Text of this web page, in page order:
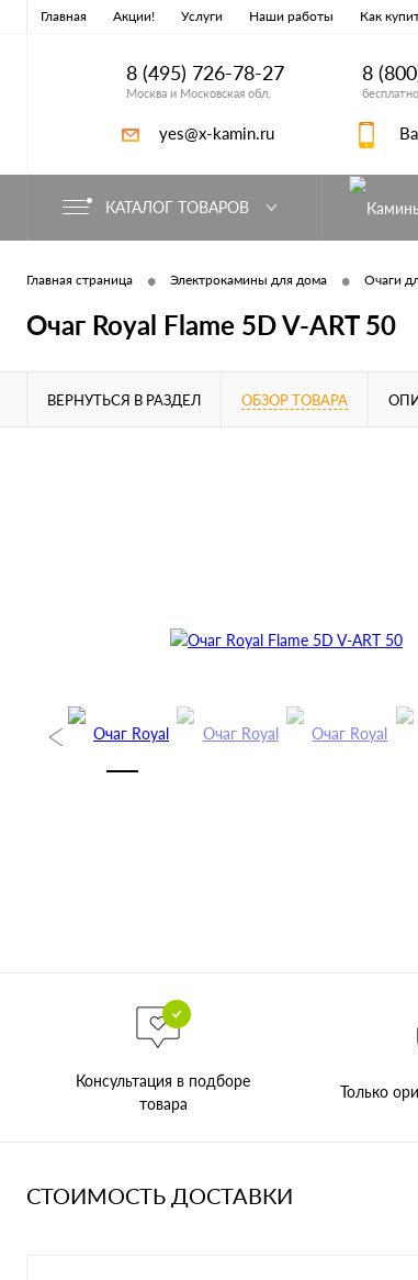
Главная Акции! Услуги Наши работы Как
8 (495) 726-78-27
Москва и Московская обл.
yes@x-kamin.ru
8
КАТАЛОГ ТОВАРОВ
Главная страница • Электрокамины для дома • Очаги
Очаг Royal Flame 5D V-ART 50
ВЕРНУТЬСЯ В РАЗДЕЛ ОБЗОР ТОВАРА
Консультация в подборе
товара
Только
СТОИМОСТЬ ДОСТАВКИ